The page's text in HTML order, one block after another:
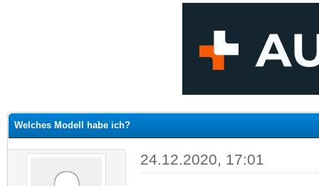
Welches Modell habe ich?
24.12.2020, 17:01